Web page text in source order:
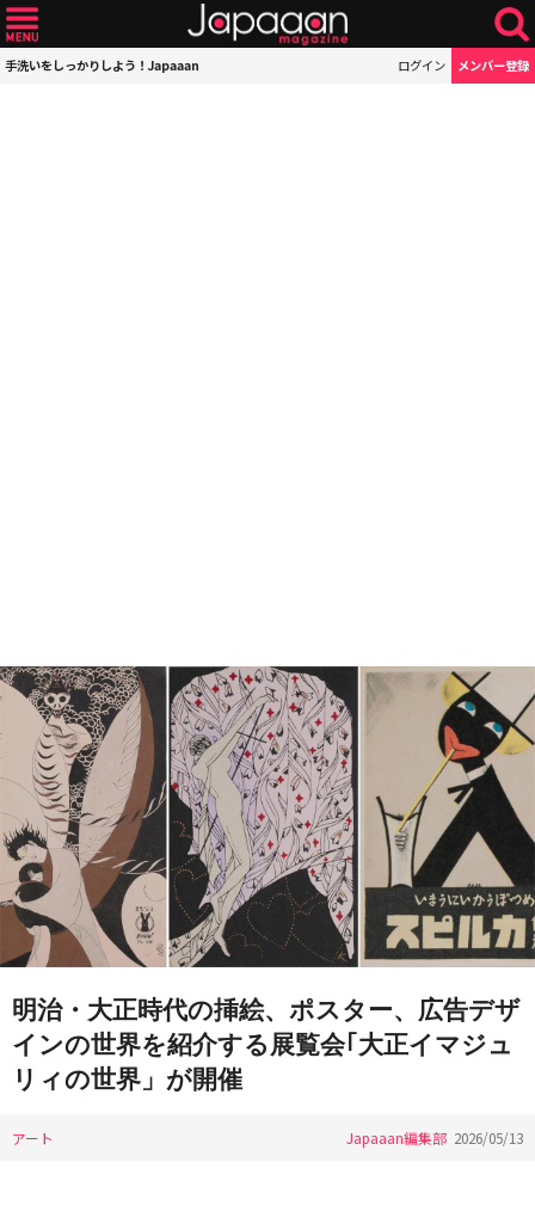
手洗いをしっかりしよう！Japaaan ログイン メンバー登録
明治・大正時代の挿絵、ポスター、広告デザ
インの世界を紹介する展覧会｢大正イマジュ
リィの世界」が開催
アート Japaaan編集部 2026/05/13